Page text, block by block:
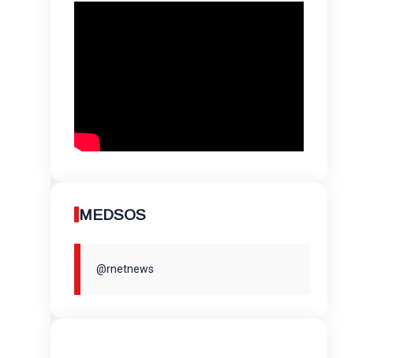
MEDSOS
@rnetnews